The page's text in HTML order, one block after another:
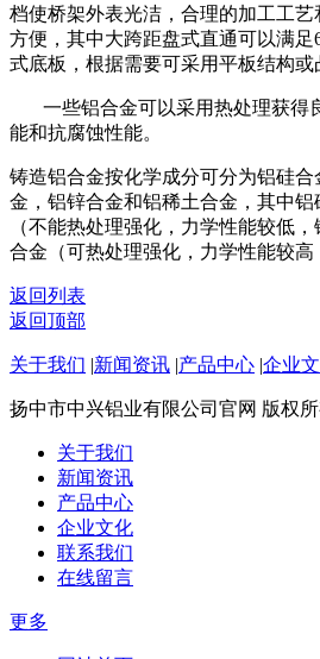
档使桥架外表光洁，合理的加工工
方便，其中大跨距盘式直通可以满足
式底板，根据需要可采用平板结构或
一些铝合金可以采用热处理获得
能和抗腐蚀性能。
铸造铝合金按化学成分可分为铝硅
金，铝锌合金和铝稀土合金，其中
（不能热处理强化，力学性能较低
合金（可热处理强化，力学性能较高
返回列表
返回顶部
关于我们 |新闻资讯 |产品中心 |企业
扬中市中兴铝业有限公司官网 版权
关于我们
新闻资讯
产品中心
企业文化
联系我们
在线留言
更多